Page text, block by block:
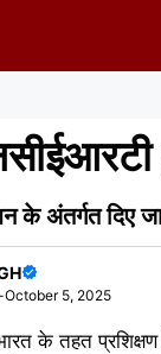
के अंतर्गत दिए
October 5, 2025
के तहत